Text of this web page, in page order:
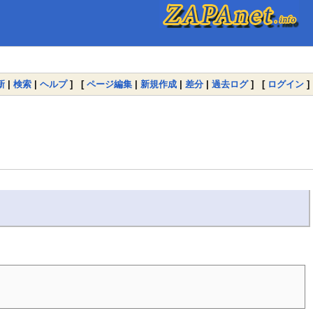
| 検索 | ヘルプ] [ ページ編集 | 新規作成 | 差分 | 過去ログ] [ ログイン ]